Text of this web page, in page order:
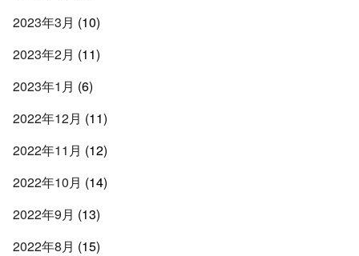
2023年3月 (10)
2023年2月 (11)
2023年1月 (6)
2022年12月 (11)
2022年11月 (12)
2022年10月 (14)
2022年9月 (13)
2022年8月 (15)